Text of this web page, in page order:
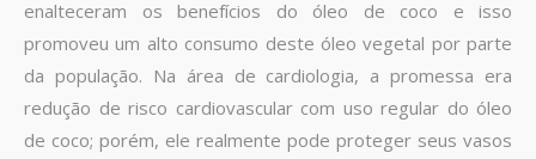
enalteceram os benefícios do óleo de coco e isso
promoveu um alto consumo deste óleo vegetal por parte
da população. Na área de cardiologia, a promessa era
redução de risco cardiovascular com uso regular do óleo
de coco; porém, ele realmente pode proteger seus vasos